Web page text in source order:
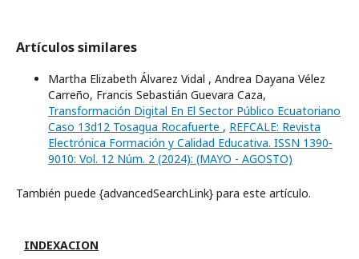
Artículos similares
Martha Elizabeth Álvarez Vidal , Andrea Dayana Vélez
Carreño, Francis Sebastián Guevara Caza,
Transformación Digital En El Sector Público Ecuatoriano
Caso 13d12 Tosagua Rocafuerte , REFCALE: Revista
Electrónica Formación y Calidad Educativa. ISSN 1390-
9010: Vol. 12 Núm. 2 (2024): (MAYO - AGOSTO)
También puede {advancedSearchLink} para este artículo.
INDEXACION